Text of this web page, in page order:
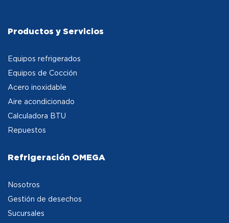
Productos y Servicios
Equipos refrigerados
Equipos de Cocción
Acero inoxidable
Aire acondicionado
Calculadora BTU
Repuestos
Refrigeración OMEGA
Nosotros
Gestión de desechos
Sucursales